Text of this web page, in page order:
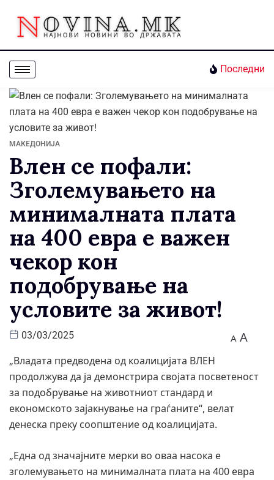
Последни
МАКЕДОНИЈА
Влен се пофали:
Зголемувањето на
минималната плата
на 400 евра е важен
чекор кон
подобрување на
условите за живот!
03/03/2025 A A
„Владата предводена од коалицијата ВЛЕН
продолжува да ја демонстрира својата посветеност
за подобрување на животниот стандард и
економското зајакнување на граѓаните“, велат
денеска преку соопштение од коалицијата.
„Една од значајните мерки во оваа насока е
зголемувањето на минималната плата на 400 евра